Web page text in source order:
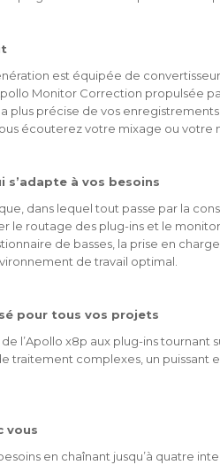
est équipée de
Monitor Correction propulsée
plus précise de vos
écouterez votre mixage ou votre
s’adapte à vos besoins
dans lequel tout passe par la
le routage des plug-ins et le
de basses, la prise en
de travail optimal.
pour tous vos projets
de l’Apollo x8p aux plug-ins
traitement complexes, un
vous
en chaînant jusqu’à quatre